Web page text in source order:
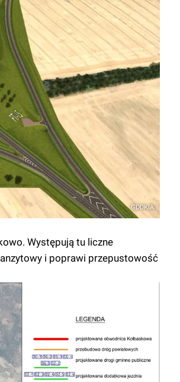
GDDKiA
Występują tu liczne
i poprawi przepustowość